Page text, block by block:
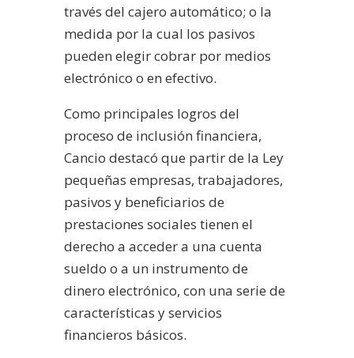
través del cajero automático; o la
medida por la cual los pasivos
pueden elegir cobrar por medios
electrónico o en efectivo.
Como principales logros del
proceso de inclusión financiera,
Cancio destacó que partir de la Ley
pequeñas empresas, trabajadores,
pasivos y beneficiarios de
prestaciones sociales tienen el
derecho a acceder a una cuenta
sueldo o a un instrumento de
dinero electrónico, con una serie de
características y servicios
financieros básicos.